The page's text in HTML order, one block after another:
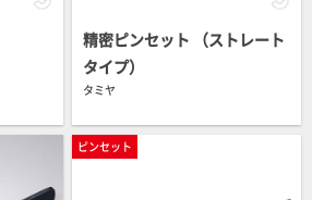
精密ピンセット （ストレート
タイプ）
タミヤ
ピンセット